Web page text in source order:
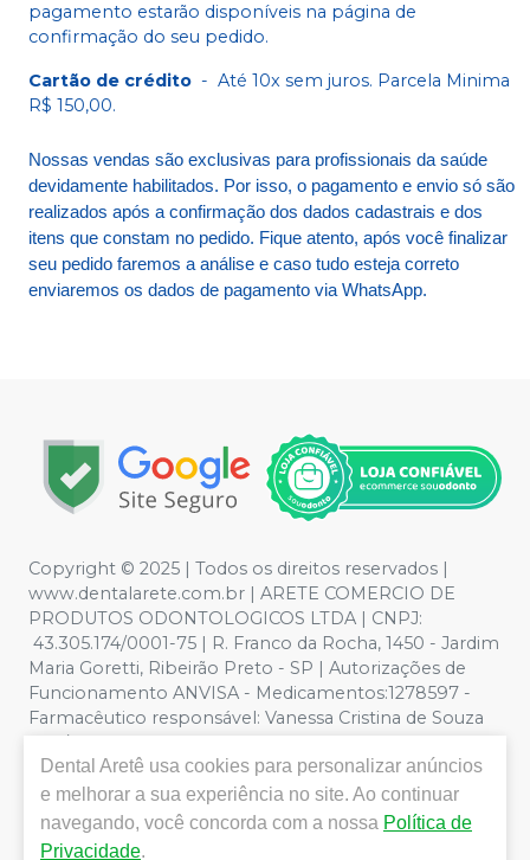
pagamento estarão disponíveis na página de
confirmação do seu pedido.
Cartão de crédito - Até 10x sem juros. Parcela Minima
R$ 150,00.
Nossas vendas são exclusivas para profissionais da saúde
devidamente habilitados. Por isso, o pagamento e envio só são
realizados após a confirmação dos dados cadastrais e dos
itens que constam no pedido. Fique atento, após você finalizar
seu pedido faremos a análise e caso tudo esteja correto
enviaremos os dados de pagamento via WhatsApp.
Copyright © 2025 | Todos os direitos reservados |
www.dentalarete.com.br | ARETE COMERCIO DE
PRODUTOS ODONTOLOGICOS LTDA | CNPJ:
43.305.174/0001-75 | R. Franco da Rocha, 1450 - Jardim
Maria Goretti, Ribeirão Preto - SP | Autorizações de
Funcionamento ANVISA - Medicamentos:1278597 -
Farmacêutico responsável: Vanessa Cristina de Souza
CRF/SP nº 52627 | Política de Privacidade e Segurança -
Fotos meramente ilustrativas - Os preços e condições
da loja virtual estão sujeitos a alterações. Em caso de
divergência de preços no site, o valor válido é o do
Carrinho de Compra. Não vendemos por atacado, por
Dental Aretê usa cookies para personalizar anúncios
e melhorar a sua experiência no site. Ao continuar
navegando, você concorda com a nossa Política de
Privacidade.